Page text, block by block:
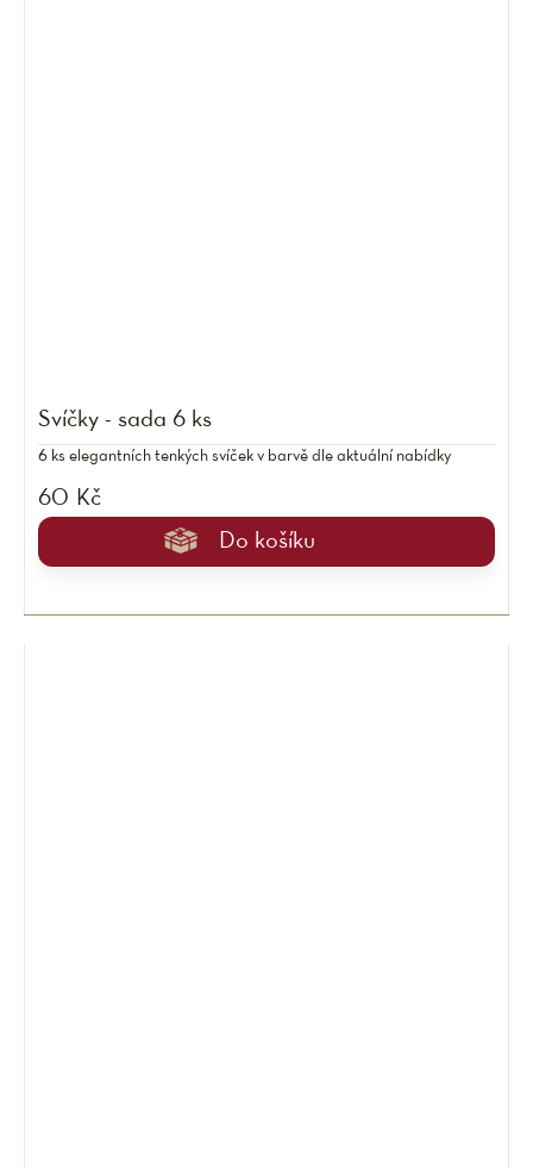
Svíčky - sada 6 ks
60 Kč
Do košíku
6 ks elegantních tenkých svíček v barvě dle aktuální nabídky